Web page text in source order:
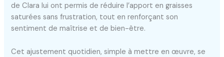
de Clara lui ont permis de réduire l’apport en graisses
saturées sans frustration, tout en renforçant son
sentiment de maîtrise et de bien-être.
Cet ajustement quotidien, simple à mettre en œuvre, se